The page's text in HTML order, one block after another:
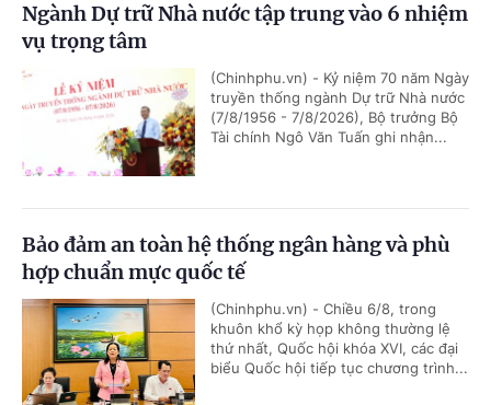
Ngành Dự trữ Nhà nước tập trung vào 6 nhiệm
vụ trọng tâm
(Chinhphu.vn) - Kỷ niệm 70 năm Ngày
truyền thống ngành Dự trữ Nhà nước
(7/8/1956 - 7/8/2026), Bộ trưởng Bộ
Tài chính Ngô Văn Tuấn ghi nhận...
Bảo đảm an toàn hệ thống ngân hàng và phù
hợp chuẩn mực quốc tế
(Chinhphu.vn) - Chiều 6/8, trong
khuôn khổ kỳ họp không thường lệ
thứ nhất, Quốc hội khóa XVI, các đại
biểu Quốc hội tiếp tục chương trình...